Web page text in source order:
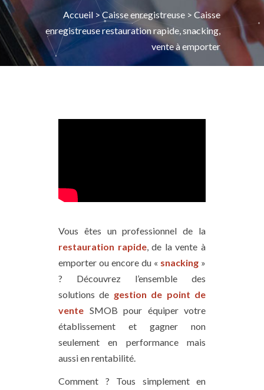
Accueil >Caisse enregistreuse > Caisse
enregistreuse restauration rapide, snacking,
vente à emporter
Vous êtes un professionnel de la
restauration rapide, de la vente à
emporter ou encore du « snacking »
? Découvrez l’ensemble des
solutions de gestion de point de
vente SMOB pour équiper votre
établissement et gagner non
seulement en performance mais
aussi en rentabilité.
Comment ? Tous simplement en